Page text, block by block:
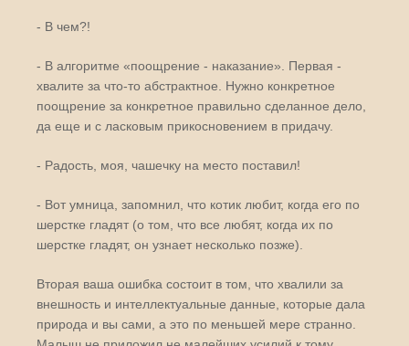
- В чем?!
- В алгоритме «поощрение - наказание». Первая -
хвалите за что-то абстрактное. Нужно конкретное
поощрение за конкретное правильно сделанное дело,
да еще и с ласковым прикосновением в придачу.
- Радость, моя, чашечку на место поставил!
- Вот умница, запомнил, что котик любит, когда его по
шерстке гладят (о том, что все любят, когда их по
шерстке гладят, он узнает несколько позже).
Вторая ваша ошибка состоит в том, что хвалили за
внешность и интеллектуальные данные, которые дала
природа и вы сами, а это по меньшей мере странно.